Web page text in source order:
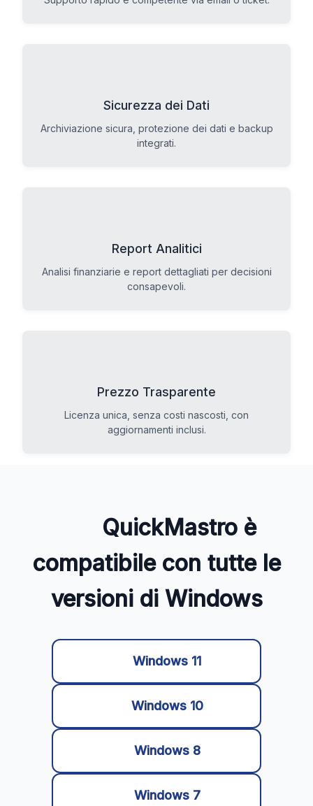
Sicurezza dei Dati
Archiviazione sicura, protezione dei dati e backup
integrati.
Report Analitici
Analisi finanziarie e report dettagliati per decisioni
consapevoli.
Prezzo Trasparente
Licenza unica, senza costi nascosti, con
aggiornamenti inclusi.
QuickMastro è
compatibile con tutte le
versioni di Windows
Windows 11
Windows 10
Windows 8
Windows 7